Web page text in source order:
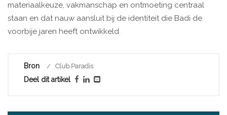
materiaalkeuze, vakmanschap en ontmoeting centraal
staan en dat nauw aansluit bij de identiteit die Badi de
voorbije jaren heeft ontwikkeld.
Bron Club Paradis
Deel dit artikel